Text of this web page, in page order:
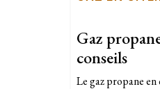
Gaz
conseils
Le gaz propane